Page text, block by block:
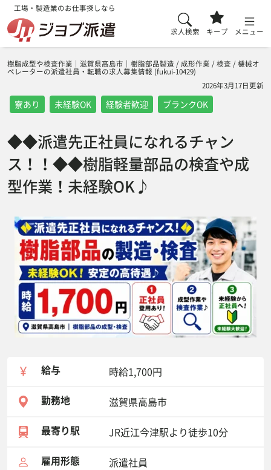
工場・製造業のお仕事探しなら
求人検索 キープ メニュー
樹脂成型や検査作業｜滋賀県高島市｜樹脂部品製造 / 成形作業 / 検査 / 機械オ
ペレーターの派遣社員・転職の求人募集情報 (fukui-10429)
2026年3月17日更新
寮あり 未経験OK 経験者歓迎 ブランクOK
◆◆派遣先正社員になれるチャン
ス！！◆◆樹脂軽量部品の検査や成
型作業！未経験OK♪
給与
時給1,700円
勤務地
滋賀県高島市
最寄り駅
JR近江今津駅より徒歩10分
雇用形態
派遣社員